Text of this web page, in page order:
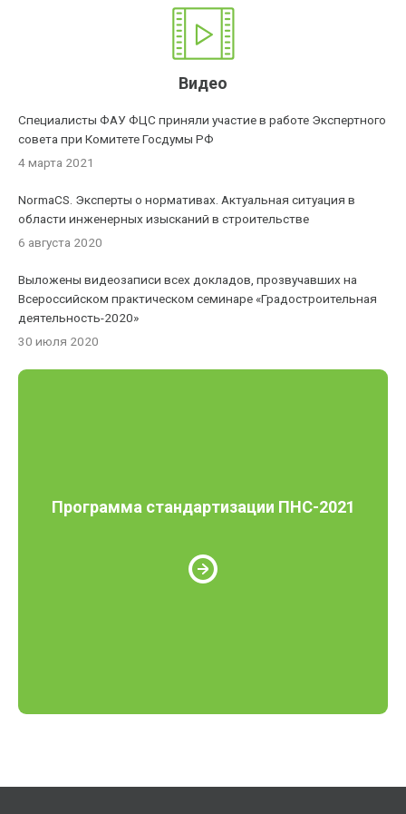
Видео
Специалисты ФАУ ФЦС приняли участие в работе Экспертного
совета при Комитете Госдумы РФ
4 марта 2021
NormaCS. Эксперты о нормативах. Актуальная ситуация в
области инженерных изысканий в строительстве
6 августа 2020
Выложены видеозаписи всех докладов, прозвучавших на
Всероссийском практическом семинаре «Градостроительная
деятельность-2020»
30 июля 2020
Программа стандартизации ПНС-2021